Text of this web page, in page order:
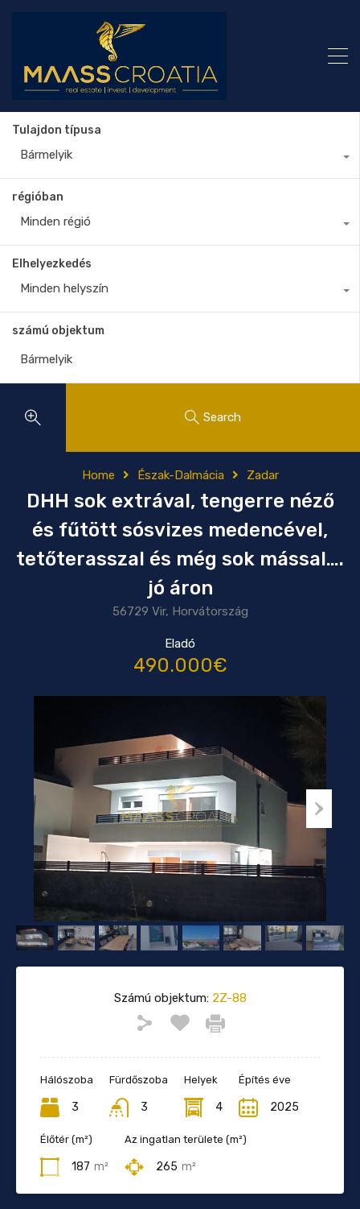
Tulajdon típusa
Bármelyik
régióban
Minden régió
Elhelyezkedés
Minden helyszín
számú objektum
Search
Home Észak-Dalmácia Zadar
DHH sok extrával, tengerre néző
és fűtött sósvizes medencével,
tetőterasszal és még sok mással….
jó áron
56729 Vir, Horvátország
Eladó
490.000€
Számú objektum:2Z-88
Hálószoba
3
Fürdőszoba
3
Helyek
4
Építés éve
2025
Élőtér (m²)
187 m²
Az ingatlan területe (m²)
265 m²